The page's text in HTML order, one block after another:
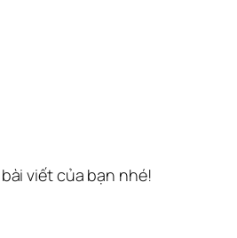
viết của bạn nhé!